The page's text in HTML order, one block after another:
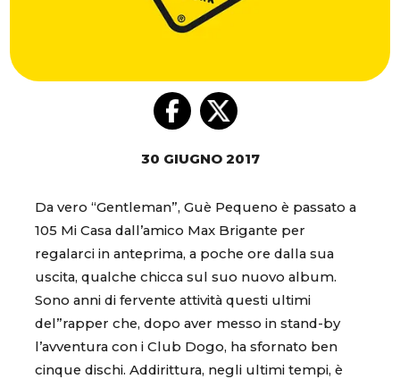
30 GIUGNO 2017
Da vero “Gentleman”, Guè Pequeno è passato a
105 Mi Casa dall’amico Max Brigante per
regalarci in anteprima, a poche ore dalla sua
uscita, qualche chicca sul suo nuovo album.
Sono anni di fervente attività questi ultimi
del”rapper che, dopo aver messo in stand-by
l’avventura con i Club Dogo, ha sfornato ben
cinque dischi. Addirittura, negli ultimi tempi, è